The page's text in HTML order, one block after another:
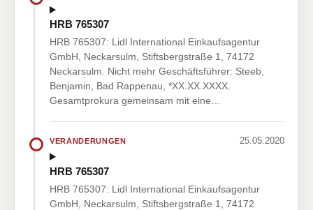
HRB 765307
HRB 765307: Lidl International Einkaufsagentur
GmbH, Neckarsulm, Stiftsbergstraße 1, 74172
Neckarsulm. Nicht mehr Geschäftsführer: Steeb,
Benjamin, Bad Rappenau, *XX.XX.XXXX.
Gesamtprokura gemeinsam mit eine…
VERÄNDERUNGEN 25.05.2020
HRB 765307
HRB 765307: Lidl International Einkaufsagentur
GmbH, Neckarsulm, Stiftsbergstraße 1, 74172